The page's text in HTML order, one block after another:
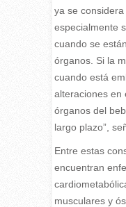
ya se
especialmente
cuando se
órganos. Si la
cuando está
alteraciones en
órganos del
largo plazo”,
Entre estas
encuentran
musculares y